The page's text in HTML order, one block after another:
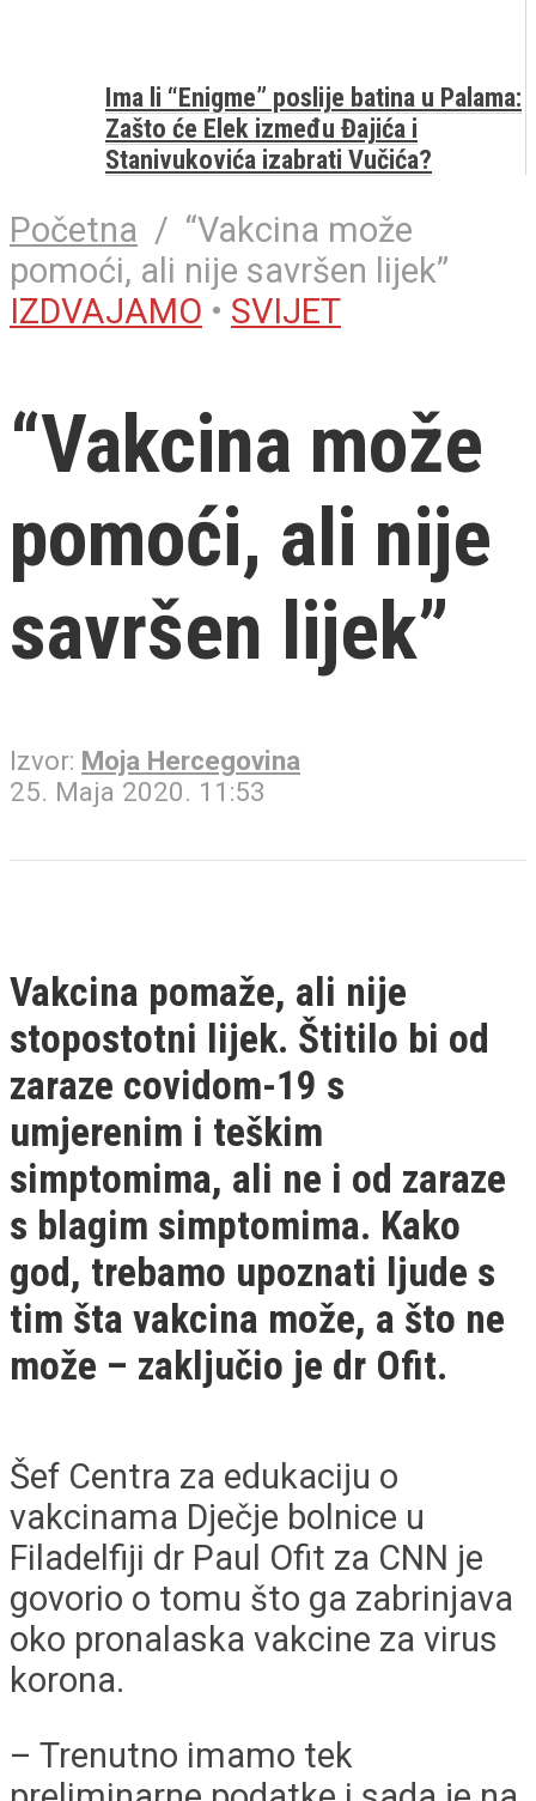
Ima li “Enigme” poslije batina u Palama:
Zašto će Elek između Đajića i
Stanivukovića izabrati Vučića?
Početna / “Vakcina može
pomoći, ali nije savršen lijek”
IZDVAJAMO • SVIJET
“Vakcina može
pomoći, ali nije
savršen lijek”
Izvor: Moja Hercegovina
25. Maja 2020. 11:53
Vakcina pomaže, ali nije
stopostotni lijek. Štitilo bi od
zaraze covidom-19 s
umjerenim i teškim
simptomima, ali ne i od zaraze
s blagim simptomima. Kako
god, trebamo upoznati ljude s
tim šta vakcina može, a što ne
može – zaključio je dr Ofit.
Šef Centra za edukaciju o
vakcinama Dječje bolnice u
Filadelfiji dr Paul Ofit za CNN je
govorio o tomu što ga zabrinjava
oko pronalaska vakcine za virus
korona.
– Trenutno imamo tek